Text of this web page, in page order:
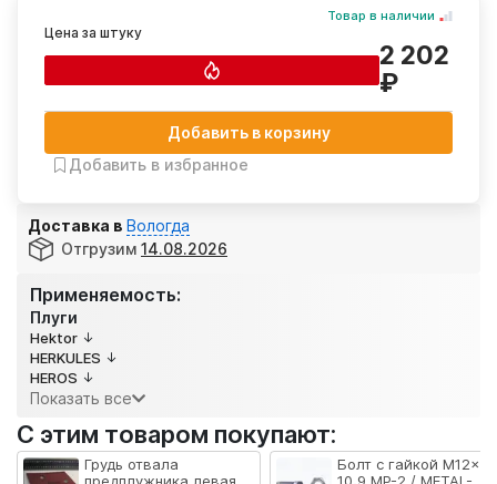
Применяемость:
Плуги
Hektor
HERKULES
HEROS
Показать все
Товар в наличии
Цена за штуку
2 202
₽
Добавить в корзину
Добавить в избранное
Доставка в Вологда
Отгрузим 14.08.2026
С этим товаром покупают:
Грудь отвала
Болт с гайкой